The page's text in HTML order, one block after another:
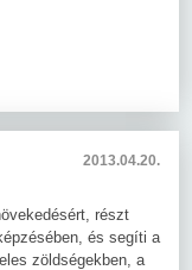
2013.04.20.
részt
és segíti a
zöldségekben, a